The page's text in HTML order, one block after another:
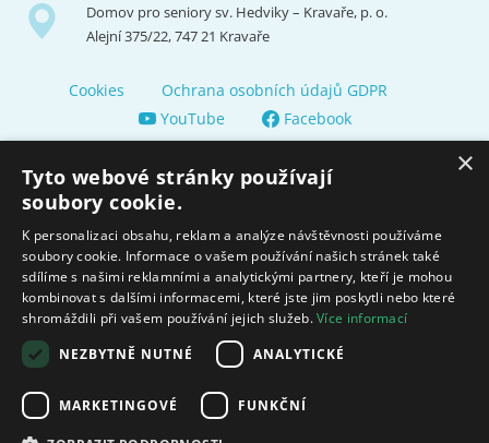
Domov pro seniory sv. Hedviky – Kravaře, p. o.
Alejní 375/22, 747 21 Kravaře
Cookies
Ochrana osobních údajů GDPR
YouTube
Facebook
Zřizuje a finančně nás podporuje Město Kravaře
Moravskoslezský kraj poskytuje dotaci na zajištění sociálních
služeb.
Ministerstvo práce
×
Tyto webové stránky používají
soubory cookie.
K personalizaci obsahu, reklam a analýze návštěvnosti používáme
soubory cookie. Informace o vašem používání našich stránek také
sdílíme s našimi reklamními a analytickými partnery, kteří je mohou
kombinovat s dalšími informacemi, které jste jim poskytli nebo které
shromáždili při vašem používání jejich služeb.Více informací
NEZBYTNĚ NUTNÉ
ANALYTICKÉ
MARKETINGOVÉ FUNKČNÍ